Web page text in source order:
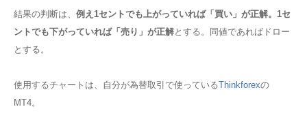
結果の判断は、 例え1セントでも上がっていれば「買い」が正解。1セ
ントでも下がっていれば「売り」が正解とする。同値であればドロー
とする。
使用するチャートは、自分が為替取引で使っているThinkforexの
MT4。